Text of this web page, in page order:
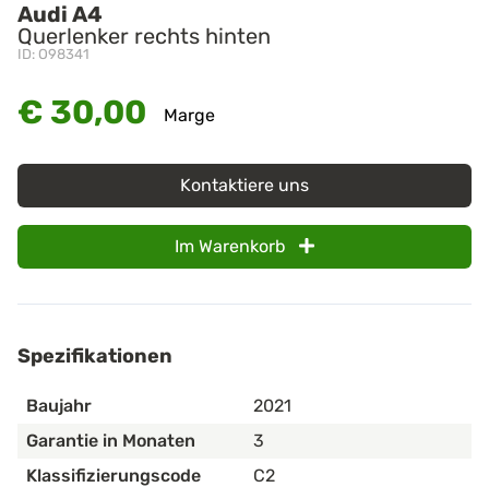
Audi A4
Querlenker rechts hinten
ID: O98341
€ 30,00 Marge
Kontaktiere uns
Im Warenkorb
Spezifikationen
Baujahr
2021
Garantie in Monaten
3
Klassifizierungscode
C2